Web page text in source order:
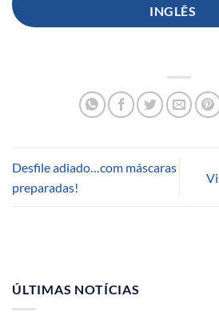
INGLÊS
Desfile adiado…com máscaras
preparadas!
ÚLTIMAS NOTÍCIAS